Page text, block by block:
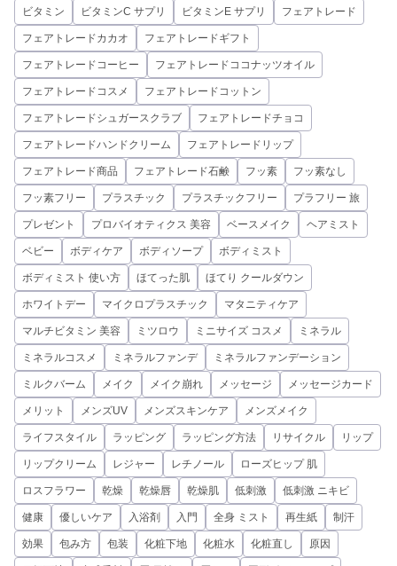
ビタミン ビタミンC サプリ ビタミンE サプリ フェアトレード
フェアトレードカカオ フェアトレードギフト
フェアトレードコーヒー フェアトレードココナッツオイル
フェアトレードコスメ フェアトレードコットン
フェアトレードシュガースクラブ フェアトレードチョコ
フェアトレードハンドクリーム フェアトレードリップ
フェアトレード商品 フェアトレード石鹸 フッ素 フッ素なし
フッ素フリー プラスチック プラスチックフリー プラフリー 旅
プレゼント プロバイオティクス 美容 ベースメイク ヘアミスト
ベビー ボディケア ボディソープ ボディミスト
ボディミスト 使い方 ほてった肌 ほてり クールダウン
ホワイトデー マイクロプラスチック マタニティケア
マルチビタミン 美容 ミツロウ ミニサイズ コスメ ミネラル
ミネラルコスメ ミネラルファンデ ミネラルファンデーション
ミルクバーム メイク メイク崩れ メッセージ メッセージカード
メリット メンズUV メンズスキンケア メンズメイク
ライフスタイル ラッピング ラッピング方法 リサイクル リップ
リップクリーム レジャー レチノール ローズヒップ 肌
ロスフラワー 乾燥 乾燥唇 乾燥肌 低刺激 低刺激 ニキビ
健康 優しいケア 入浴剤 入門 全身 ミスト 再生紙 制汗
効果 包み方 包装 化粧下地 化粧水 化粧直し 原因